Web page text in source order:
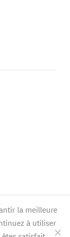
la meilleure
à utiliser